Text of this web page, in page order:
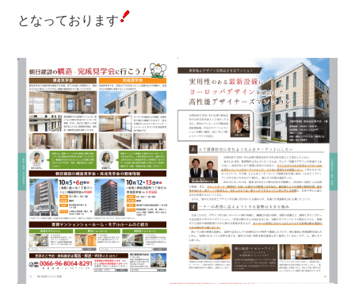
となっております